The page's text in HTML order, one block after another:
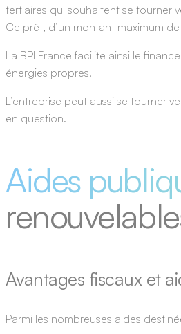
tertiaires qui souhaitent se tourner
Ce prêt, d’un montant maximum
La BPI France facilite ainsi le
énergies propres.
L’entreprise peut aussi se tourner
en question.
Aides
Avantages fiscaux et
Parmi les nombreuses aides